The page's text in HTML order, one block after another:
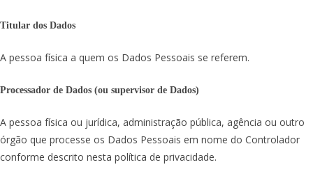
Titular dos Dados
A pessoa física a quem os Dados Pessoais se referem.
Processador de Dados (ou supervisor de Dados)
A pessoa física ou jurídica, administração pública, agência ou outro
órgão que processe os Dados Pessoais em nome do Controlador
conforme descrito nesta política de privacidade.